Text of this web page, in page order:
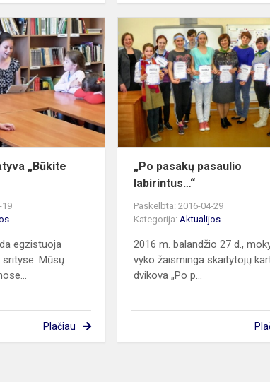
iniciatyva
„Būkite
pažįstami“
„Būkite
19
egzistuoja
Mūsų
Plačiau
„Po pasakų pasaulio
labirintus…“
Paskelbta: 2016-04-29
Kategorija:Aktualijos
2016 m. balandžio 27 d.,
vyko žaisminga skaitytojų
dvikova „Po p...